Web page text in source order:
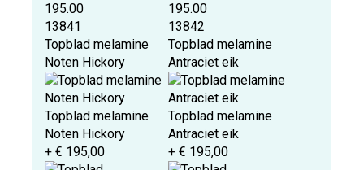
195.00
13841
Topblad melamine
Noten Hickory
Topblad melamine
Noten Hickory
+ € 195,00
195.00
13842
Topblad melamine
Antraciet eik
Topblad melamine
Antraciet eik
+ € 195,00